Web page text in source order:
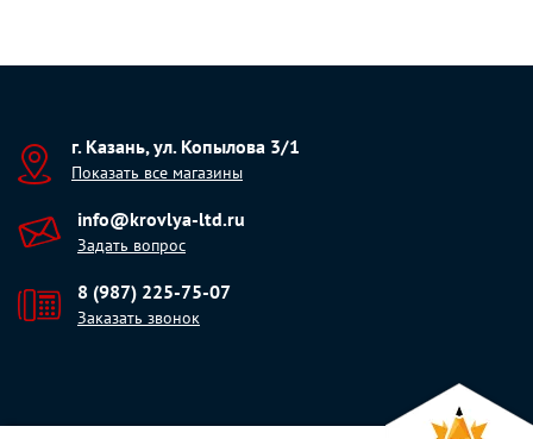
г. Казань, ул. Копылова 3/1
Показать все магазины
info@krovlya-ltd.ru
Задать вопрос
8 (987) 225-75-07
Заказать звонок